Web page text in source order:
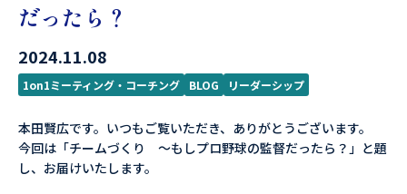
だったら？
2024.11.08
1on1ミーティング・コーチング BLOG リーダーシップ
本田賢広です。いつもご覧いただき、ありがとうございます。
今回は「チームづくり 〜もしプロ野球の監督だったら？」と題
し、お届けいたします。